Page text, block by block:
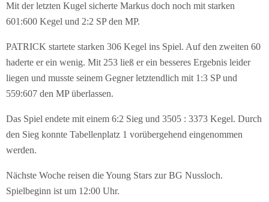
Mit der letzten Kugel sicherte Markus doch noch mit starken
601:600 Kegel und 2:2 SP den MP.
PATRICK startete starken 306 Kegel ins Spiel. Auf den zweiten 60
haderte er ein wenig. Mit 253 ließ er ein besseres Ergebnis leider
liegen und musste seinem Gegner letztendlich mit 1:3 SP und
559:607 den MP überlassen.
Das Spiel endete mit einem 6:2 Sieg und 3505 : 3373 Kegel. Durch
den Sieg konnte Tabellenplatz 1 vorübergehend eingenommen
werden.
Nächste Woche reisen die Young Stars zur BG Nussloch.
Spielbeginn ist um 12:00 Uhr.